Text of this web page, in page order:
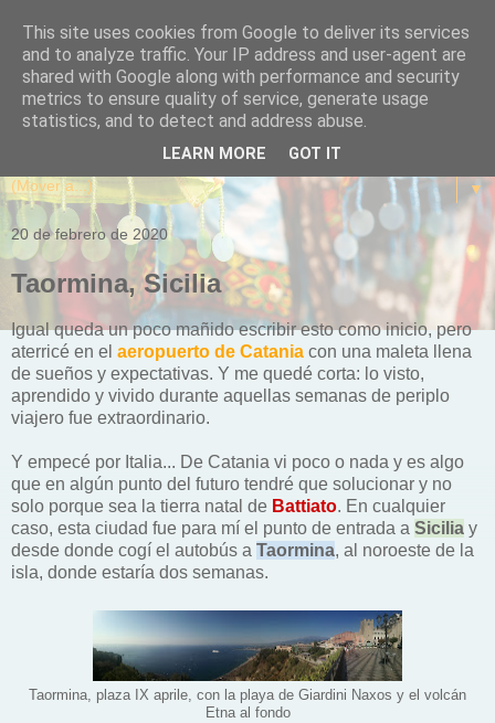
▼
20 de febrero de 2020
Taormina, Sicilia
Igual queda un poco mañido escribir esto como inicio, pero
aterricé en el aeropuerto de Catania con una maleta llena
de sueños y expectativas. Y me quedé corta: lo visto,
aprendido y vivido durante aquellas semanas de periplo
viajero fue extraordinario.
Y empecé por Italia... De Catania vi poco o nada y es algo
que en algún punto del futuro tendré que solucionar y no
solo porque sea la tierra natal de Battiato. En cualquier
caso, esta ciudad fue para mí el punto de entrada a Sicilia y
desde donde cogí el autobús a Taormina, al noroeste de la
isla, donde estaría dos semanas.
Taormina, plaza IX aprile, con la playa de Giardini Naxos y el volcán
Etna al fondo
This site uses cookies from Google to deliver its services
and to analyze traffic. Your IP address and user-agent are
shared with Google along with performance and security
metrics to ensure quality of service, generate usage
statistics, and to detect and address abuse.
LEARN MORE GOT IT